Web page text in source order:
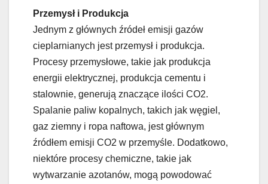
Przemysł i Produkcja
Jednym z głównych źródeł emisji gazów
cieplarnianych jest przemysł i produkcja.
Procesy przemysłowe, takie jak produkcja
energii elektrycznej, produkcja cementu i
stalownie, generują znaczące ilości CO2.
Spalanie paliw kopalnych, takich jak węgiel,
gaz ziemny i ropa naftowa, jest głównym
źródłem emisji CO2 w przemyśle. Dodatkowo,
niektóre procesy chemiczne, takie jak
wytwarzanie azotanów, mogą powodować